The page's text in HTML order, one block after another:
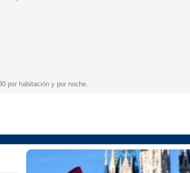
por habitación y por noche.